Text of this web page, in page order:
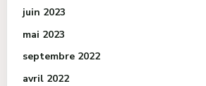
juin 2023
mai 2023
septembre 2022
avril 2022